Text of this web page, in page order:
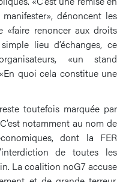
dénoncent les
«faire renoncer aux droits
lieu d’échanges, ce
«un stand
quoi cela constitue une
toutefois marquée par
notamment au nom de
dont la FER
de toutes les
La coalition noG7 accuse